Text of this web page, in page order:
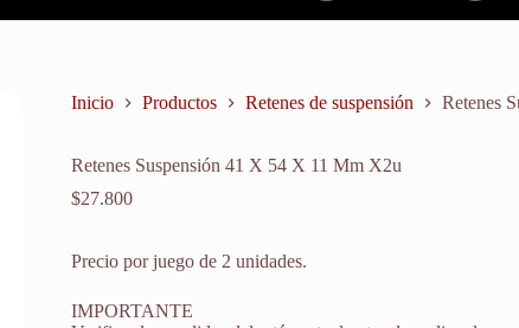
Inicio Productos Retenes de suspensión Retenes
Retenes Suspensión 41 X 54 X 11 Mm X2u
$27.800
Precio por juego de 2 unidades.
IMPORTANTE